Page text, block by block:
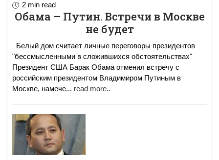
2 min read
Обама – Путин. Встречи в Москве
не будет
Белый дом считает личные переговоры президентов
"бессмысленными в сложившихся обстоятельствах"
Президент США Барак Обама отменил встречу с
российским президентом Владимиром Путиным в
Москве, намече... read more..